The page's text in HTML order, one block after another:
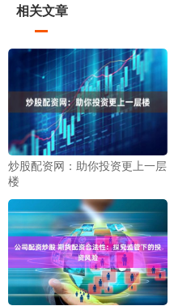
相关文章
炒股配资网：助你投资更上一层
楼